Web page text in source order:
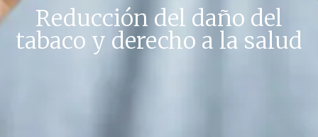
Reducción del daño del
tabaco y derecho a la salud